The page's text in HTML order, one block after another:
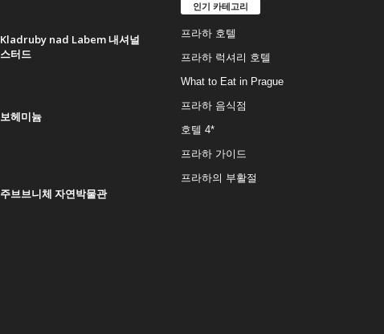
Kladruby nad Labem 내셔널
스터드
보헤미늄
주브브니체 자연박물관
인기 카테고리
프라하 호텔
프라하 럭셔리 호텔
What to Eat in Prague
프라하 음식점
호텔 4*
프라하 가이드
프라하의 부활절